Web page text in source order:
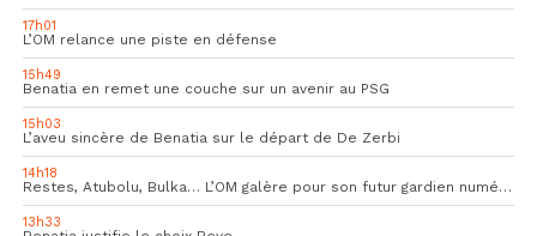
17h01
L’OM relance une piste en défense
15h49
Benatia en remet une couche sur un avenir au PSG
15h03
L’aveu sincère de Benatia sur le départ de De Zerbi
14h18
Restes, Atubolu, Bulka… L’OM galère pour son futur gardien numéro 1
13h33